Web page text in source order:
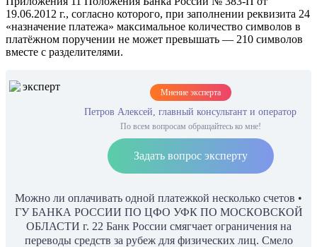
19.06.2012 г., согласно которого, при заполнении реквизита 24
«назначение платежа» максимальное количество символов в
платёжном поручении не может превышать — 210 символов
вместе с разделителями.
Мнение эксперта
Петров Алексей, главный консультант и оператор
По всем вопросам обращайтесь ко мне!
Задать вопрос эксперту
Можно ли оплачивать одной платежкой несколько счетов •
ГУ БАНКА РОССИИ ПО ЦФО УФК ПО МОСКОВСКОЙ
ОБЛАСТИ г. 22 Банк России смягчает ограничения на
переводы средств за рубеж для физических лиц. Смело